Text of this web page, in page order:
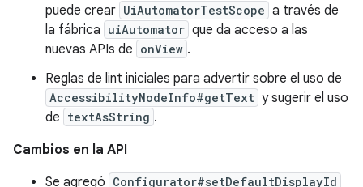
puede crear UiAutomatorTestScope a través de
la fábrica uiAutomator que da acceso a las
nuevas APIs de onView .
Reglas de lint iniciales para advertir sobre el uso de
AccessibilityNodeInfo#getText y sugerir el uso
de textAsString .
Cambios en la API
Se agregó Configurator#setDefaultDisplayId